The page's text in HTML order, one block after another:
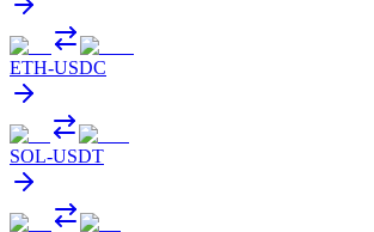
ETH-USDC
SOL-USDT